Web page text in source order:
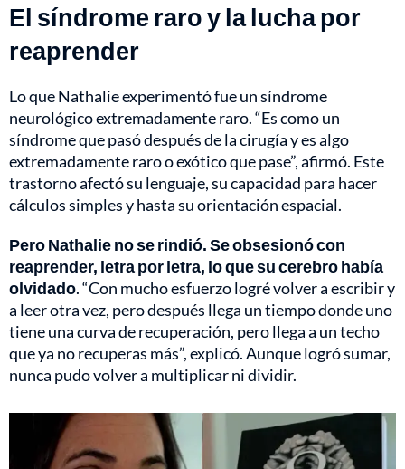
El síndrome raro y la lucha por
reaprender
Lo que Nathalie experimentó fue un síndrome
neurológico extremadamente raro. “Es como un
síndrome que pasó después de la cirugía y es algo
extremadamente raro o exótico que pase”, afirmó. Este
trastorno afectó su lenguaje, su capacidad para hacer
cálculos simples y hasta su orientación espacial.
Pero Nathalie no se rindió. Se obsesionó con
reaprender, letra por letra, lo que su cerebro había
olvidado. “Con mucho esfuerzo logré volver a escribir y
a leer otra vez, pero después llega un tiempo donde uno
tiene una curva de recuperación, pero llega a un techo
que ya no recuperas más”, explicó. Aunque logró sumar,
nunca pudo volver a multiplicar ni dividir.